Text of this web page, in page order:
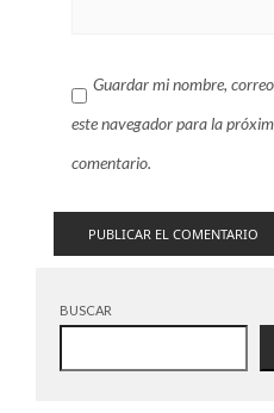
Guardar mi nombre,
este navegador para la
comentario.
BUSCAR